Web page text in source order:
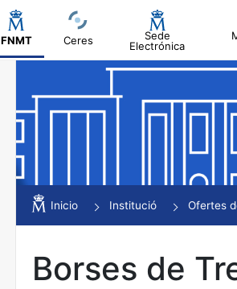
FNMT Ceres
Sede
Electrónica
Mostra/Amaga
Mostra/Amaga
Inicio Institució Ofertes
Borses de